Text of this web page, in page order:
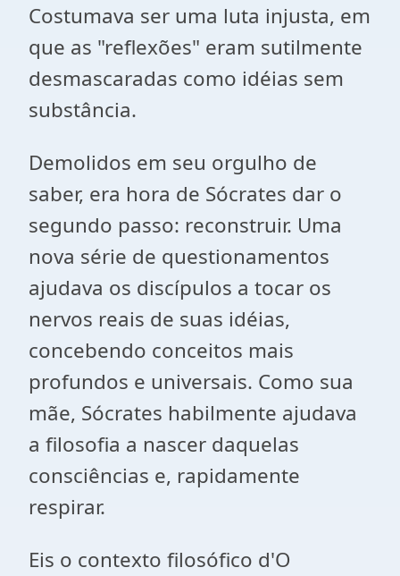
Costumava ser uma luta injusta, em
que as "reflexões" eram sutilmente
desmascaradas como idéias sem
substância.
Demolidos em seu orgulho de
saber, era hora de Sócrates dar o
segundo passo: reconstruir. Uma
nova série de questionamentos
ajudava os discípulos a tocar os
nervos reais de suas idéias,
concebendo conceitos mais
profundos e universais. Como sua
mãe, Sócrates habilmente ajudava
a filosofia a nascer daquelas
consciências e, rapidamente
respirar.
Eis o contexto filosófico d'O